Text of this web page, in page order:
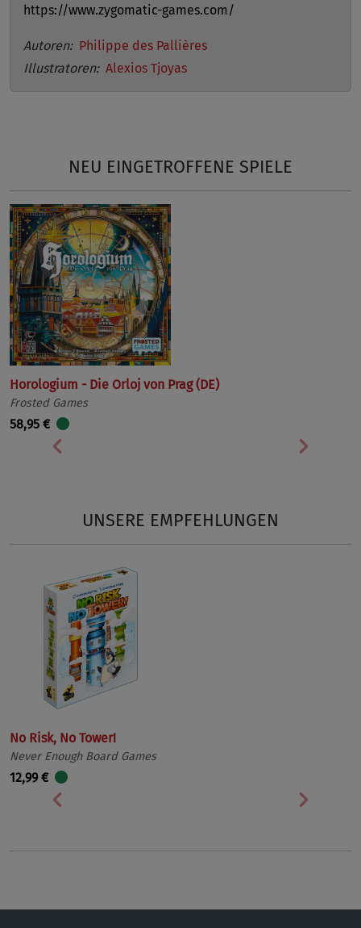
https://www.zygomatic-games.com/
Autoren: Philippe des Pallières
Illustratoren: Alexios Tjoyas
NEU EINGETROFFENE SPIELE
Horologium - Die Orloj von Prag (DE)
Frosted Games
58,95 €
Vorherige
UNSERE EMPFEHLUNGEN
No Risk, No Tower!
Never Enough Board Games
12,99 €
Vorherige